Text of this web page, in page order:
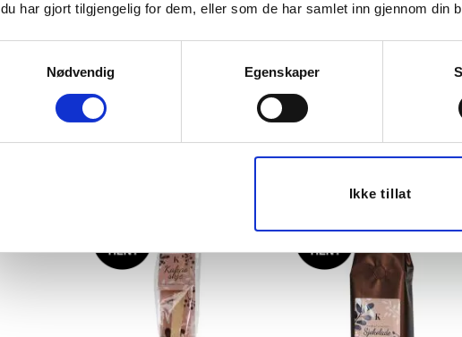
du har gjort tilgjengelig for dem, eller som de har samlet inn gjennom din
Nødvendig
Egenskaper
Ikke tillat
HALVOR BAKKE SORT
KJØP